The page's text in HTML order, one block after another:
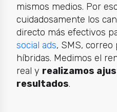
mismos medios. Por
cuidadosamente los
directo más efectivos
social ads, SMS, correo
híbridas. Medimos el
real y realizamos
resultados.